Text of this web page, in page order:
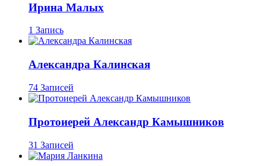
Ирина Малых
1 Запись
Александра Калинская
74 Записей
Протоиерей Александр Камышников
31 Записей